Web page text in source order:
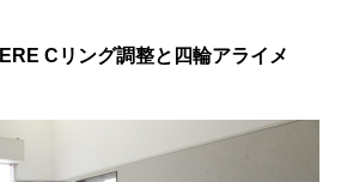
Cリング調整と四輪アライメ